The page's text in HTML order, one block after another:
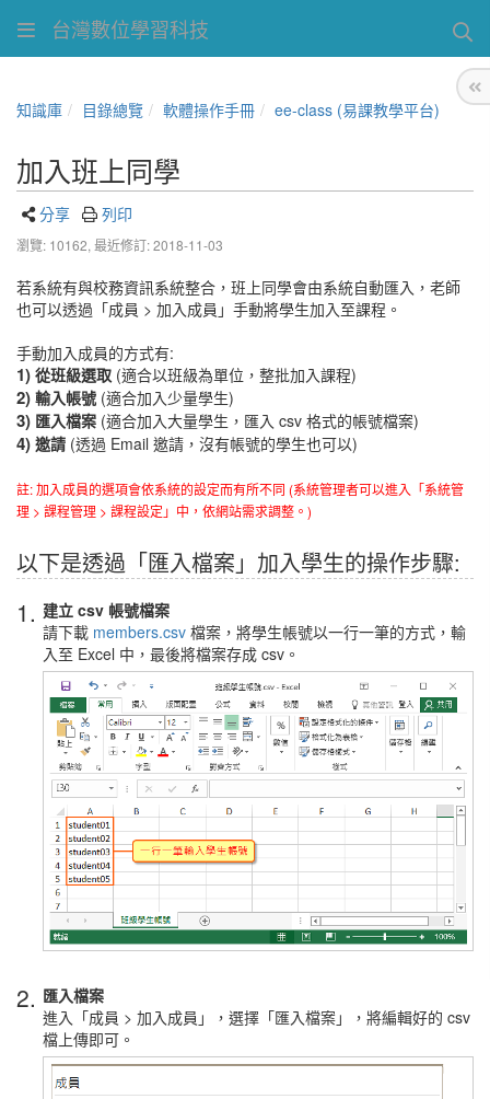
台灣數位學習科技
知識庫 目錄總覽 軟體操作手冊 ee-class (易課教學平台)
加入班上同學
分享 列印
瀏覽: 10162, 最近修訂: 2018-11-03
若系統有與校務資訊系統整合，班上同學會由系統自動匯入，老師
也可以透過「成員 > 加入成員」手動將學生加入至課程。
手動加入成員的方式有:
1) 從班級選取 (適合以班級為單位，整批加入課程)
2) 輸入帳號 (適合加入少量學生)
3) 匯入檔案 (適合加入大量學生，匯入 csv 格式的帳號檔案)
4) 邀請 (透過 Email 邀請，沒有帳號的學生也可以)
註:加入成員的選項會依系統的設定而有所不同 (系統管理者可以進入「系統管
理 > 課程管理 > 課程設定」中，依網站需求調整。)
以下是透過「匯入檔案」加入學生的操作步驟:
1. 建立 csv 帳號檔案
請下載 members.csv 檔案，將學生帳號以一行一筆的方式，輸
入至 Excel 中，最後將檔案存成 csv。
2. 匯入檔案
進入「成員 > 加入成員」，選擇「匯入檔案」，將編輯好的 csv
檔上傳即可。